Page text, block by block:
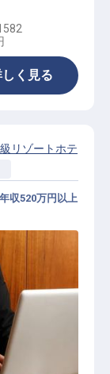
く見る
ベル求人
ジャー以
リゾートホテ
収520万円以上